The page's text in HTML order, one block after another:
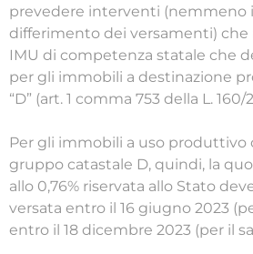
prevedere interventi (nemmeno
differimento dei versamenti) che
IMU di competenza statale che
per gli immobili a destinazione
“D” (art. 1 comma 753 della L. 160/
Per gli immobili a uso produttivo
gruppo catastale D, quindi, la
allo 0,76% riservata allo Stato
versata entro il 16 giugno 2023
entro il 18 dicembre 2023 (per il